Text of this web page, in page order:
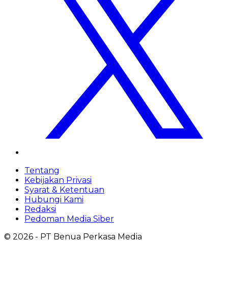
Tentang
Kebijakan Privasi
Syarat & Ketentuan
Hubungi Kami
Redaksi
Pedoman Media Siber
© 2026 - PT Benua Perkasa Media